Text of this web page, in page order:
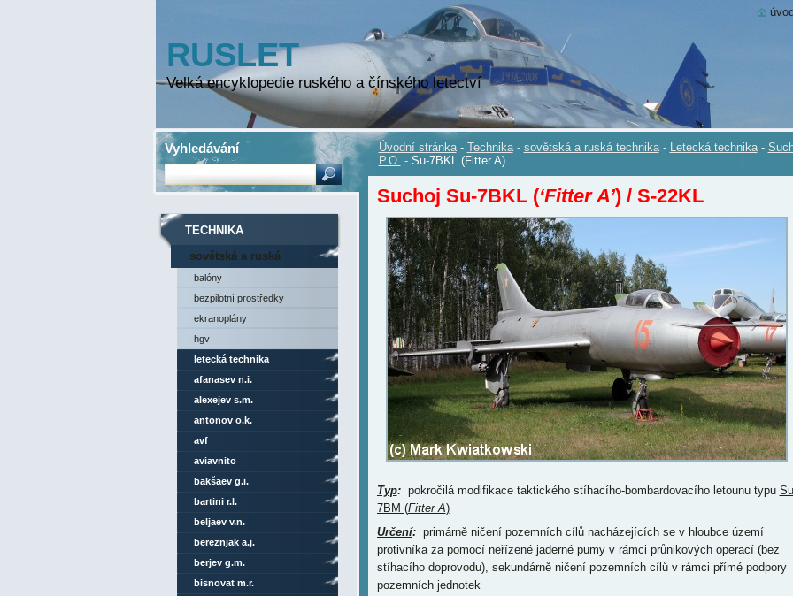
RUSLET
Velká encyklopedie ruského a čínského letectví
Úvodní stránka - Technika - sovětská a ruská technika - Letecká technika -
P.O. - Su-7BKL (Fitter A)
Suchoj Su-7BKL (‘Fitter A’) / S-22KL
Typ:pokročilá modifikace taktického stíhacího-bombardovacího letounu typu
7BM (Fitter A)
Určení:primárně ničení pozemních cílů nacházejících se v hloubce území
protivníka za pomocí neřízené jaderné pumy v rámci průnikových operací (bez
stíhacího doprovodu), sekundárně ničení pozemních cílů v rámci přímé podpory
pozemních jednotek
TECHNIKA
sovětská a ruská
technika
balóny
bezpilotní prostředky
ekranoplány
hgv
letecká technika
afanasev n.i.
alexejev s.m.
antonov o.k.
avf
aviavnito
bakšaev g.i.
bartini r.l.
beljaev v.n.
bereznjak a.j.
berjev g.m.
bisnovat m.r.
Vyhledávání